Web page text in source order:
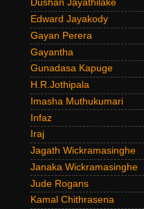
Dushan Jayathilake
Edward Jayakody
Gayan Perera
Gayantha
Gunadasa Kapuge
H.R.Jothipala
Imasha Muthukumari
Infaz
Iraj
Jagath Wickramasinghe
Janaka Wickramasinghe
Jude Rogans
Kamal Chithrasena